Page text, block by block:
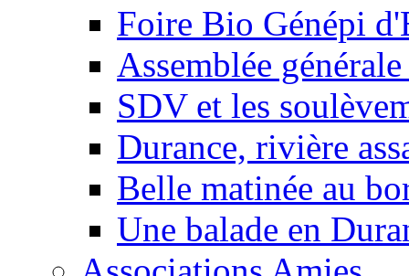
Foire Bio Génépi
Assemblée
SDV et les
Durance, rivière
Belle matinée au
Une balade en